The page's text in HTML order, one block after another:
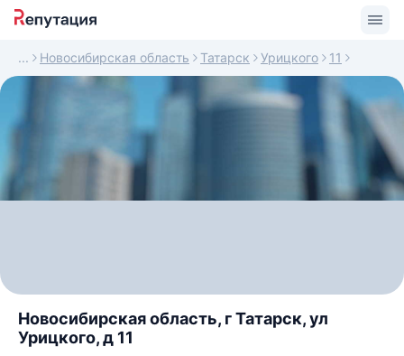
Новосибирская область Татарск Урицкого 11
Новосибирская область, г Татарск, ул
Урицкого, д 11